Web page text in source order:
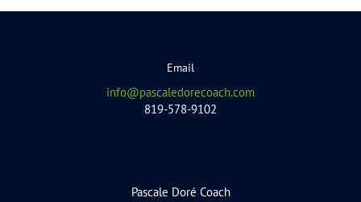
Email
info@pascaledorecoach.com
819-578-9102
Pascale Doré Coach